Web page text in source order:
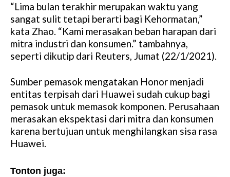
“Lima bulan terakhir merupakan waktu yang
sangat sulit tetapi berarti bagi Kehormatan,”
kata Zhao. “Kami merasakan beban harapan dari
mitra industri dan konsumen.” tambahnya,
seperti dikutip dari Reuters, Jumat (22/1/2021).
Sumber pemasok mengatakan Honor menjadi
entitas terpisah dari Huawei sudah cukup bagi
pemasok untuk memasok komponen. Perusahaan
merasakan ekspektasi dari mitra dan konsumen
karena bertujuan untuk menghilangkan sisa rasa
Huawei.
Tonton juga: